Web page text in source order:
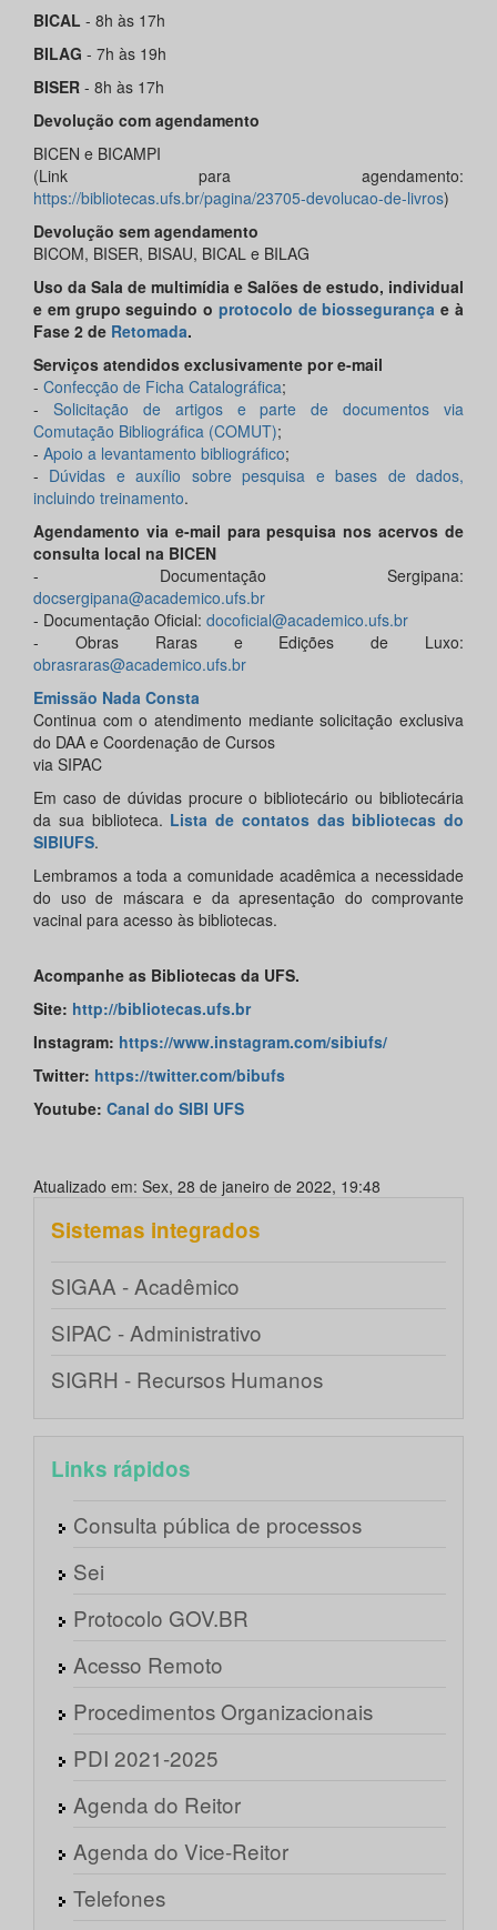
BICAL - 8h às 17h
BILAG - 7h às 19h
BISER - 8h às 17h
Devolução com agendamento
BICEN e BICAMPI
(Link para agendamento:
https://bibliotecas.ufs.br/pagina/23705-devolucao-de-livros)
Devolução sem agendamento
BICOM, BISER, BISAU, BICAL e BILAG
Uso da Sala de multimídia e Salões de estudo, individual
e em grupo seguindo o protocolo de biossegurança e à
Fase 2 de Retomada.
Serviços atendidos exclusivamente por e-mail
- Confecção de Ficha Catalográfica;
- Solicitação de artigos e parte de documentos via
Comutação Bibliográfica (COMUT);
- Apoio a levantamento bibliográfico;
- Dúvidas e auxílio sobre pesquisa e bases de dados,
incluindo treinamento.
Agendamento via e-mail para pesquisa nos acervos de
consulta local na BICEN
- Documentação Sergipana:
docsergipana@academico.ufs.br
- Documentação Oficial: docoficial@academico.ufs.br
- Obras Raras e Edições de Luxo:
obrasraras@academico.ufs.br
Emissão Nada Consta
Continua com o atendimento mediante solicitação exclusiva
do DAA e Coordenação de Cursos
via SIPAC
Em caso de dúvidas procure o bibliotecário ou bibliotecária
da sua biblioteca. Lista de contatos das bibliotecas do
SIBIUFS.
Lembramos a toda a comunidade acadêmica a necessidade
do uso de máscara e da apresentação do comprovante
vacinal para acesso às bibliotecas.
Acompanhe as Bibliotecas da UFS.
Site: http://bibliotecas.ufs.br
Instagram: https://www.instagram.com/sibiufs/
Twitter: https://twitter.com/bibufs
Youtube: Canal do SIBI UFS
Atualizado em: Sex, 28 de janeiro de 2022, 19:48
Sistemas integrados
SIGAA - Acadêmico
SIPAC - Administrativo
SIGRH - Recursos Humanos
Links rápidos
Consulta pública de processos
Sei
Protocolo GOV.BR
Acesso Remoto
Procedimentos Organizacionais
PDI 2021-2025
Agenda do Reitor
Agenda do Vice-Reitor
Telefones